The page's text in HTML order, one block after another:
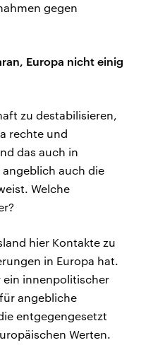
gegen
Europa nicht einig
zu destabilisieren,
rechte und
das auch in
auch die
Welche
hier Kontakte zu
in Europa hat.
ein innenpolitischer
angebliche
entgegengesetzt
Werten.